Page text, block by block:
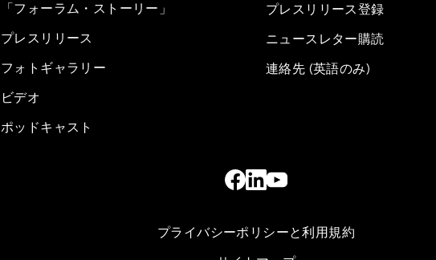
「フォーラム・ストーリー」
プレスリリース
フォトギャラリー
ビデオ
ポッドキャスト
プレスリリース登録
ニュースレター購読
連絡先 (英語のみ)
プライバシーポリシーと利用規約